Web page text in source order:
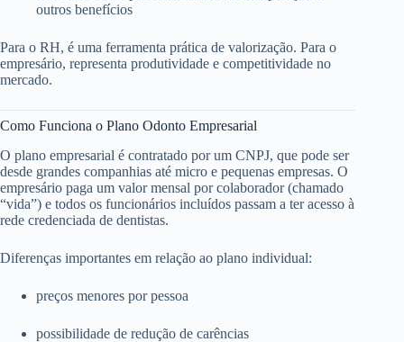
outros benefícios
Para o RH, é uma ferramenta prática de valorização. Para o
empresário, representa produtividade e competitividade no
mercado.
Como Funciona o Plano Odonto Empresarial
O plano empresarial é contratado por um CNPJ, que pode ser
desde grandes companhias até micro e pequenas empresas. O
empresário paga um valor mensal por colaborador (chamado
“vida”) e todos os funcionários incluídos passam a ter acesso à
rede credenciada de dentistas.
Diferenças importantes em relação ao plano individual:
preços menores por pessoa
possibilidade de redução de carências